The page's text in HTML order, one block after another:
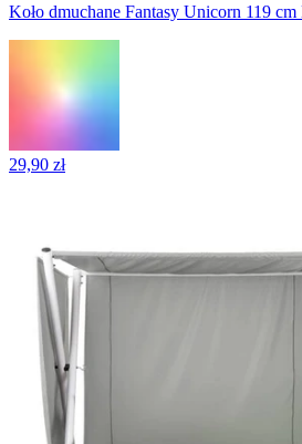
Koło dmuchane Fantasy Unicorn 119
29,90 zł